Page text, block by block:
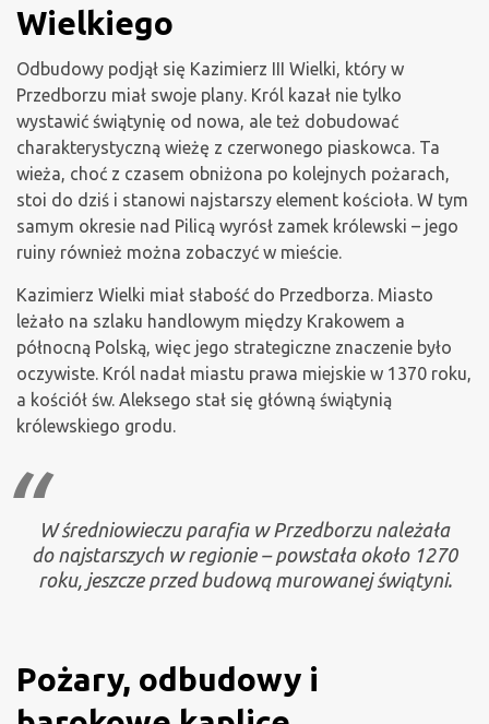
Wielkiego
Odbudowy podjął się Kazimierz III Wielki, który w
Przedborzu miał swoje plany. Król kazał nie tylko
wystawić świątynię od nowa, ale też dobudować
charakterystyczną wieżę z czerwonego piaskowca. Ta
wieża, choć z czasem obniżona po kolejnych pożarach,
stoi do dziś i stanowi najstarszy element kościoła. W tym
samym okresie nad Pilicą wyrósł zamek królewski – jego
ruiny również można zobaczyć w mieście.
Kazimierz Wielki miał słabość do Przedborza. Miasto
leżało na szlaku handlowym między Krakowem a
północną Polską, więc jego strategiczne znaczenie było
oczywiste. Król nadał miastu prawa miejskie w 1370 roku,
a kościół św. Aleksego stał się główną świątynią
królewskiego grodu.
W średniowieczu parafia w Przedborzu należała
do najstarszych w regionie – powstała około 1270
roku, jeszcze przed budową murowanej świątyni.
Pożary, odbudowy i